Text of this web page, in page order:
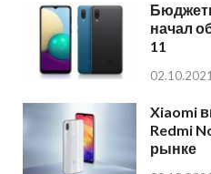
начал
11
02.10.2021
Xiaomi
Redmi
рынке